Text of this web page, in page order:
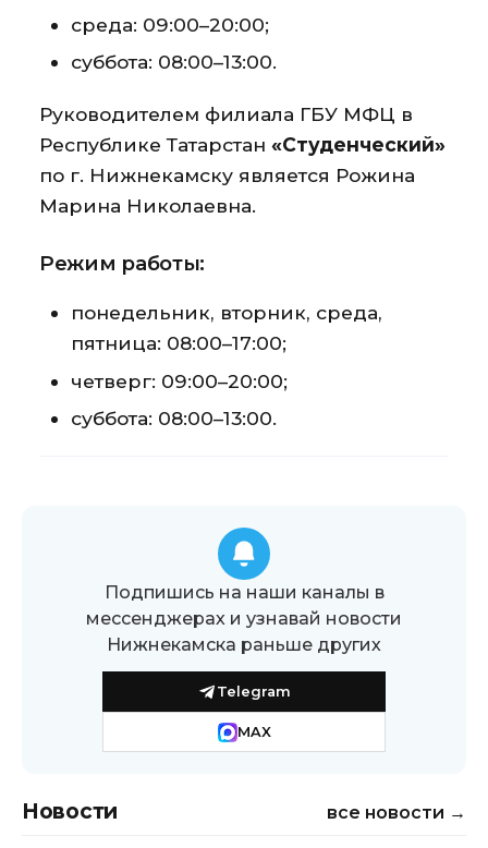
среда: 09:00–20:00;
суббота: 08:00–13:00.
Руководителем филиала ГБУ МФЦ в
Республике Татарстан «Студенческий»
по г. Нижнекамску является Рожина
Марина Николаевна.
Режим работы:
понедельник, вторник, среда,
пятница: 08:00–17:00;
четверг: 09:00–20:00;
суббота: 08:00–13:00.
Подпишись на наши каналы в
мессенджерах и узнавай новости
Нижнекамска раньше других
Telegram
MAX
Новости все новости →